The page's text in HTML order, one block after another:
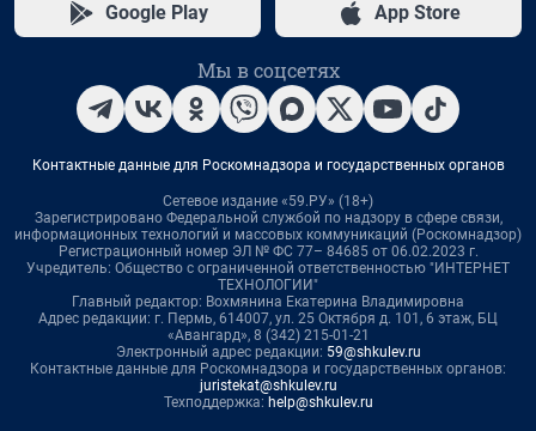
Google Play App Store
Мы в соцсетях
Контактные данные для Роскомнадзора и государственных органов
Сетевое издание «59.РУ» (18+)
Зарегистрировано Федеральной службой по надзору в сфере связи,
информационных технологий и массовых коммуникаций (Роскомнадзор)
Регистрационный номер ЭЛ № ФС 77– 84685 от 06.02.2023 г.
Учредитель: Общество с ограниченной ответственностью "ИНТЕРНЕТ
ТЕХНОЛОГИИ"
Главный редактор: Вохмянина Екатерина Владимировна
Адрес редакции: г. Пермь, 614007, ул. 25 Октября д. 101, 6 этаж, БЦ
«Авангард», 8 (342) 215-01-21
Электронный адрес редакции: 59@shkulev.ru
Контактные данные для Роскомнадзора и государственных органов:
juristekat@shkulev.ru
Техподдержка: help@shkulev.ru